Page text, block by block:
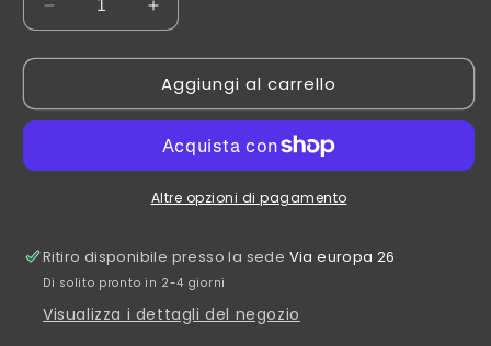
Diminuisci
quantità
per
granaglie
kg
Aumenta
quantità
per
Mix
granaglie
25
kg
Aggiungi al carrello
Altre opzioni di pagamento
Ritiro disponibile presso la sede Via europa 26
Di solito pronto in 2-4 giorni
Visualizza i dettagli del negozio